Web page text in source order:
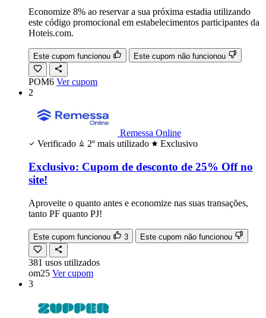
Economize 8% ao reservar a sua próxima estadia utilizando
este código promocional em estabelecimentos participantes da
Hoteis.com.
Este cupom funcionou Este cupom não funcionou
POM6 Ver cupom
2
Remessa Online
Verificado
2º mais utilizado Exclusivo
Exclusivo: Cupom de desconto de 25% Off no
site!
Aproveite o quanto antes e economize nas suas transações,
tanto PF quanto PJ!
Este cupom funcionou 3 Este cupom não funcionou
381 usos utilizados
om25 Ver cupom
3